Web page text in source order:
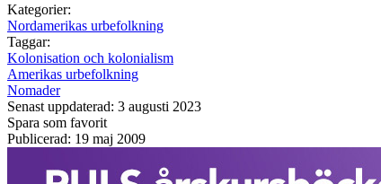
Kategorier:
Nordamerikas urbefolkning
Taggar:
Kolonisation och kolonialism
Amerikas urbefolkning
Nomader
Senast uppdaterad: 3 augusti 2023
Spara som favorit
Publicerad: 19 maj 2009